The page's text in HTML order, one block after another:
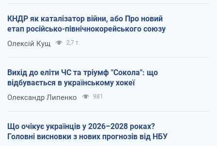
КНДР як каталізатор війни, або Про новий
етап російсько-північнокорейського союзу
Олексій Кущ 2,7 т.
Вихід до еліти ЧС та тріумф "Сокола": що
відбувається в українському хокеї
Олександр Липенко 981
Що очікує українців у 2026–2028 роках?
Головні висновки з нових прогнозів від НБУ